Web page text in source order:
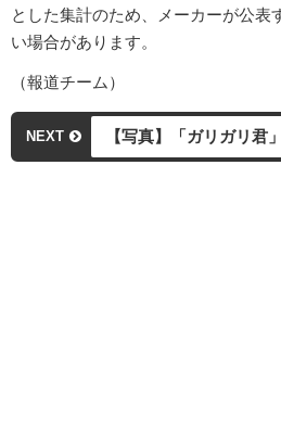
とした集計のため、メーカーが公表
い場合があります。
（報道チーム）
NEXT 【写真】「ガリガリ君